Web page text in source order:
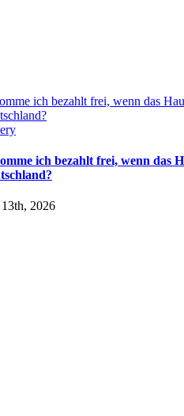
ich bezahlt frei, wenn das
ich bezahlt frei, wenn das
2026